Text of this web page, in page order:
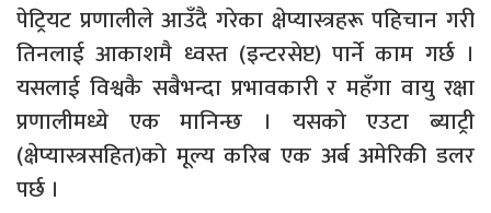
पेट्रियट प्रणालीले आउँदै गरेका क्षेप्यास्त्रहरू पहिचान गरी
तिनलाई आकाशमै ध्वस्त (इन्टरसेप्ट) पार्ने काम गर्छ ।
यसलाई विश्वकै सबैभन्दा प्रभावकारी र महँगा वायु रक्षा
प्रणालीमध्ये एक मानिन्छ । यसको एउटा ब्याट्री
(क्षेप्यास्त्रसहित)को मूल्य करिब एक अर्ब अमेरिकी डलर
पर्छ ।